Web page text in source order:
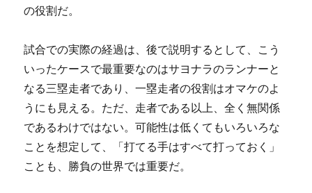
の役割だ。
試合での実際の経過は、後で説明するとして、こう
いったケースで最重要なのはサヨナラのランナーと
なる三塁走者であり、一塁走者の役割はオマケのよ
うにも見える。ただ、走者である以上、全く無関係
であるわけではない。可能性は低くてもいろいろな
ことを想定して、「打てる手はすべて打っておく」
ことも、勝負の世界では重要だ。